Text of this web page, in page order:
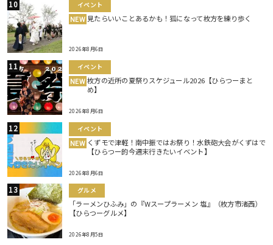
イベント
NEW 見たらいいことあるかも！狐になって枚方を練り歩く
2026年8月6日
イベント
NEW 枚方の近所の夏祭りスケジュール2026【ひらつーまと
め】
2026年8月6日
イベント
NEW くずモで津軽！南中振ではお祭り！水鉄砲大会がくずはで
【ひらつー的今週末行きたいイベント】
2026年8月6日
グルメ
「ラーメンひふみ」の『Wスープラーメン 塩』（枚方市渚西）
【ひらつーグルメ】
2026年8月5日